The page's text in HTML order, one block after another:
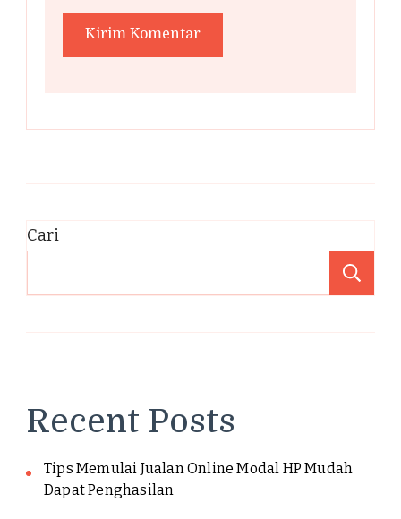
Cari
Recent Posts
Tips Memulai Jualan Online Modal HP Mudah
Dapat Penghasilan